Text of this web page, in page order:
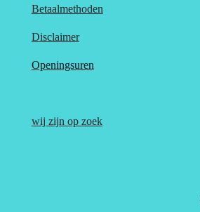
Betaalmethoden
Disclaimer
Openingsuren
wij zijn op zoek